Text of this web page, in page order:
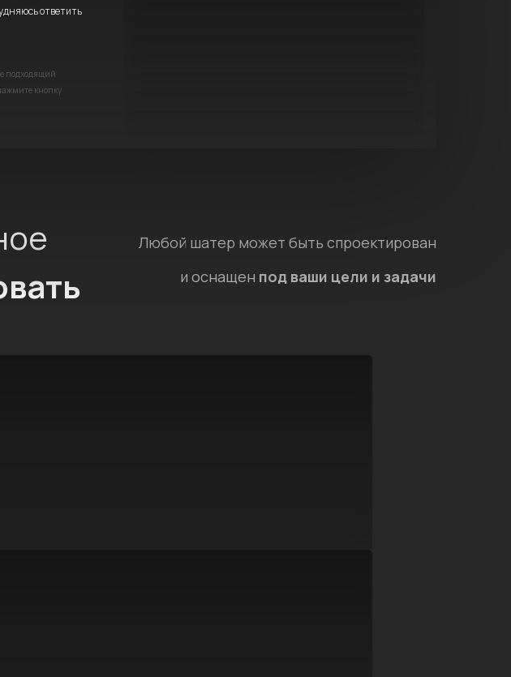
ответить
подходящий
кнопку
Любой шатер может быть спроектирован
и оснащен под ваши цели и задачи